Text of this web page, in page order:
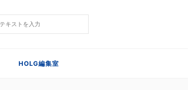
HOLG編集室